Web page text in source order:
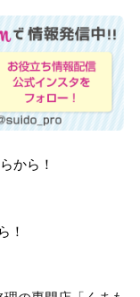
から！
！